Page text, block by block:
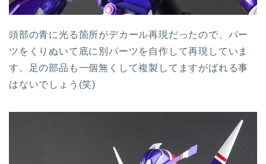
頭部の青に光る箇所がデカール再現だったので、パー
ツをくりぬいて底に別パーツを自作して再現していま
す。足の部品も一個無くして複製してますがばれる事
はないでしょう(笑)